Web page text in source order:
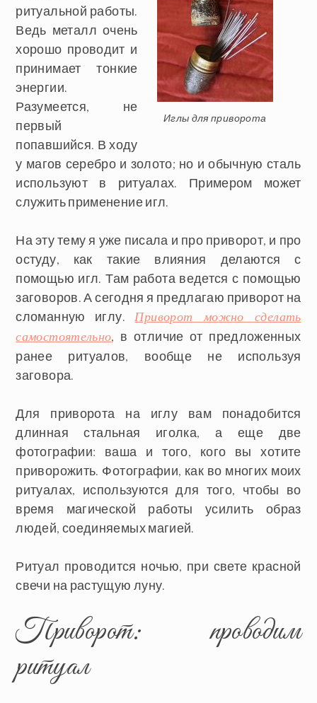
Иглы для приворота
ритуальной работы.
Ведь металл очень
хорошо проводит и
принимает тонкие
энергии.
Разумеется, не
первый
попавшийся. В ходу
у магов серебро и золото; но и обычную сталь
используют в ритуалах. Примером может
служить применение игл.
На эту тему я уже писала и про приворот, и про
остуду, как такие влияния делаются с
помощью игл. Там работа ведется с помощью
заговоров. А сегодня я предлагаю приворот на
сломанную иглу. Приворот можно сделать
самостоятельно, в отличие от предложенных
ранее ритуалов, вообще не используя
заговора.
Для приворота на иглу вам понадобится
длинная стальная иголка, а еще две
фотографии: ваша и того, кого вы хотите
приворожить. Фотографии, как во многих моих
ритуалах, используются для того, чтобы во
время магической работы усилить образ
людей, соединяемых магией.
Ритуал проводится ночью, при свете красной
свечи на растущую луну.
Приворот: проводим
ритуал